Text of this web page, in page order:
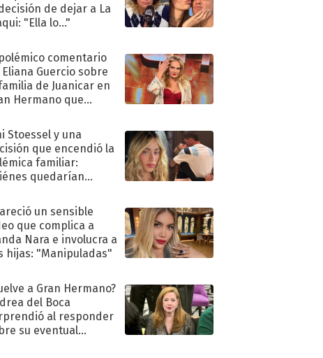
de dejar a La
"Ella lo..."
comentario
Eliana Guercio sobre
de Juanicar en
Hermano que
Stoessel y una
que encendió la
familiar:
quedarían
un sensible
que complica a
Nara e involucra a
hijas: "Manipuladas"
a Gran Hermano?
del Boca
al responder
su eventual